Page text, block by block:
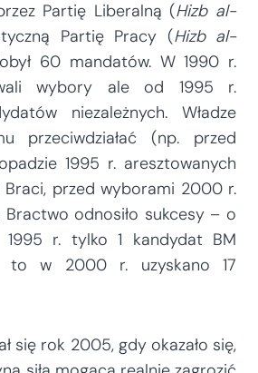
Partię Liberalną (Hizb al-
Partię Pracy (Hizb al-
60 mandatów. W 1990 r.
wybory ale od 1995 r.
niezależnych. Władze
przeciwdziałać (np. przed
1995 r. aresztowanych
Braci, przed wyborami 2000 r.
odnosiło sukcesy – o
r. tylko 1 kandydat BM
to w 2000 r. uzyskano 17
się rok 2005, gdy okazało się,